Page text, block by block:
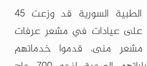
وكانت البعثة الطبية السورية قد وزعت 45
على عيادات في مشعر عرفات
منى، قدموا خدماتهم